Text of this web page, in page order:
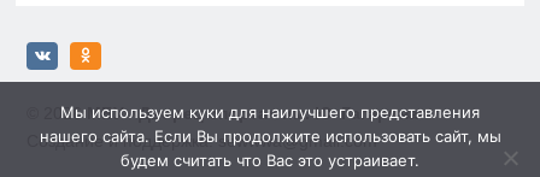
© 2026 МБУ «Дворец спорта» им. Ю. Гагарина»
Создание и поддержка: sewwwa@gmail.com
Мы используем куки для наилучшего представления
нашего сайта. Если Вы продолжите использовать сайт, мы
будем считать что Вас это устраивает.